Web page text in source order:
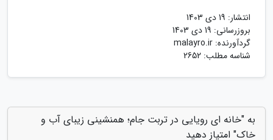
انتشار: 19 دی 1403
بروزرسانی: 19 دی 1403
گردآورنده: malayro.ir
شناسه مطلب: 2652
به "خانه ای رویایی در تربت جام؛ همنشینی زیبای آب و
خاک" امتیاز دهید